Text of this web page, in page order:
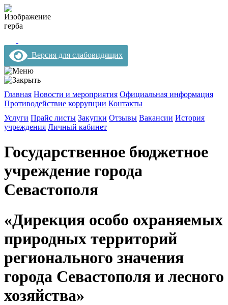
Версия для слабовидящих
Главная Новости и мероприятия Официальная информация
Противодействие коррупции Контакты
Услуги Прайс листы Закупки Отзывы Вакансии История
учреждения Личный кабинет
Государственное бюджетное
учреждение города
Севастополя
«Дирекция особо охраняемых
природных территорий
регионального значения
города Севастополя и лесного
хозяйства»